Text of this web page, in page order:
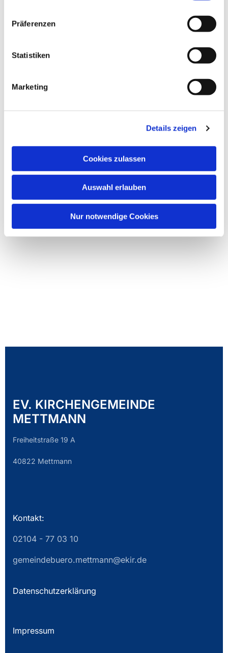
Präferenzen
Statistiken
Marketing
Details zeigen
Cookies zulassen
Auswahl erlauben
Nur notwendige Cookies
Dies könnte Sie auch
EV. KIRCHENGEMEINDE
METTMANN
Freiheitstraße 19 A
40822 Mettmann
Kontakt:
02104 - 77 03 10
gemeindebuero.mettmann@ekir.de
Datenschutzerklärung
Impressum